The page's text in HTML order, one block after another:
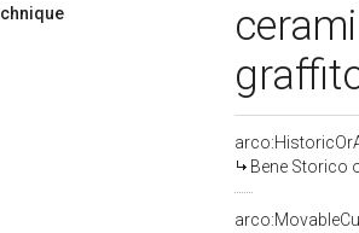
Bene Storico